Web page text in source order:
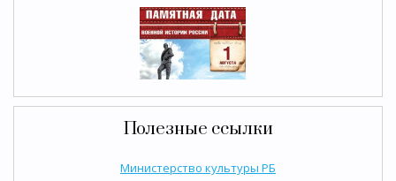
Полезные ссылки
Министерство культуры РБ